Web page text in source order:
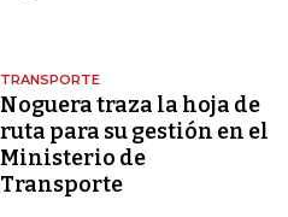
TRANSPORTE
Noguera traza la hoja de
ruta para su gestión en el
Ministerio de
Transporte